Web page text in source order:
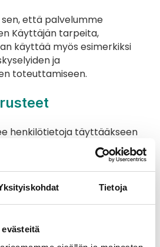
Tietoja
että palvelumme
Käyttäjän tarpeita,
käyttää myös esimerkiksi
ja
toteuttamiseen.
henkilötietoja täyttääkseen
velvoitteensa sekä
Käyttäjien
Käsittelemme Käyttäjien
oikeutetun etumme
hoitamiseksi. Kun päätämme